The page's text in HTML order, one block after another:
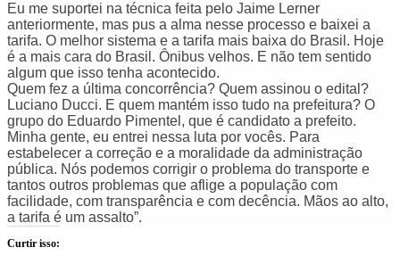
Eu me suportei na técnica feita pelo Jaime Lerner
anteriormente, mas pus a alma nesse processo e baixei a
tarifa. O melhor sistema e a tarifa mais baixa do Brasil. Hoje
é a mais cara do Brasil. Ônibus velhos. E não tem sentido
algum que isso tenha acontecido.
Quem fez a última concorrência? Quem assinou o edital?
Luciano Ducci. E quem mantém isso tudo na prefeitura? O
grupo do Eduardo Pimentel, que é candidato a prefeito.
Minha gente, eu entrei nessa luta por vocês. Para
estabelecer a correção e a moralidade da administração
pública. Nós podemos corrigir o problema do transporte e
tantos outros problemas que aflige a população com
facilidade, com transparência e com decência. Mãos ao alto,
a tarifa é um assalto”.
Curtir isso: